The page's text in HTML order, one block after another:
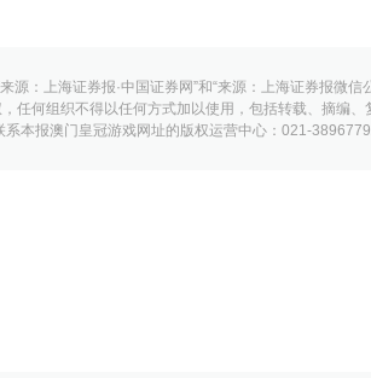
源：上海证券报·中国证券网”和“来源：上海证券报微
任何组织不得以任何方式加以使用，包括转载、摘编
本报澳门皇冠游戏网址的版权运营中心：021-